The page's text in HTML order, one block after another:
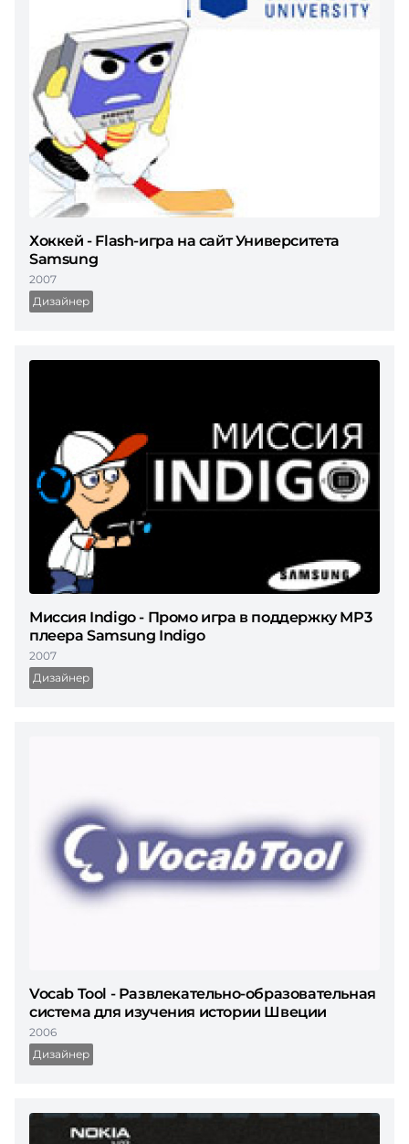
Хоккей - Flash-игра на сайт Университета
Samsung
2007
Дизайнер
Миссия Indigo - Промо игра в поддержку MP3
плеера Samsung Indigo
2007
Дизайнер
Vocab Tool - Развлекательно-образовательная
система для изучения истории Швеции
2006
Дизайнер